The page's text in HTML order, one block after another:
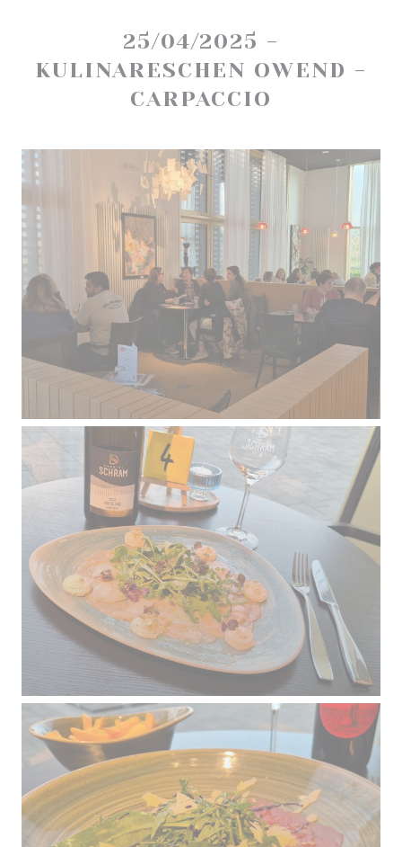
25/04/2025 -
KULINARESCHEN OWEND -
CARPACCIO